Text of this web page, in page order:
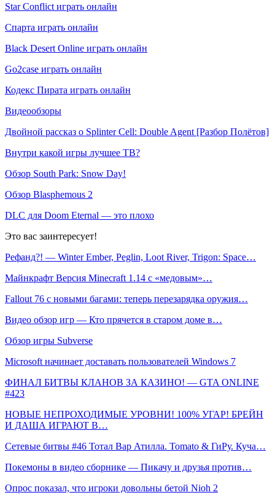
Star Conflict играть онлайн
Спарта играть онлайн
Black Desert Online играть онлайн
Go2case играть онлайн
Кодекс Пирата играть онлайн
Видеообзоры
Двойной рассказ о Splinter Cell: Double Agent [Разбор Полётов]
Внутри какой игры лучшее ТВ?
Обзор South Park: Snow Day!
Обзор Blasphemous 2
DLC для Doom Eternal — это плохо
Это вас заинтересует!
Рефанд?! — Winter Ember, Peglin, Loot River, Trigon: Space…
Майнкрафт Версия Minecraft 1.14 с «медовым»…
Fallout 76 с новыми багами: теперь перезарядка оружия…
Видео обзор игр — Кто прячется в старом доме в…
Обзор игры Subverse
Microsoft начинает доставать пользователей Windows 7
ФИНАЛ БИТВЫ КЛАНОВ ЗА КАЗИНО! — GTA ONLINE
#423
НОВЫЕ НЕПРОХОДИМЫЕ УРОВНИ! 100% УГАР! БРЕЙН
И ДАША ИГРАЮТ В…
Сетевые битвы #46 Тотал Вар Атилла. Tomato & ГиРу. Куча…
Покемоны в видео сборнике — Пикачу и друзья против…
Опрос показал, что игроки довольны бетой Nioh 2